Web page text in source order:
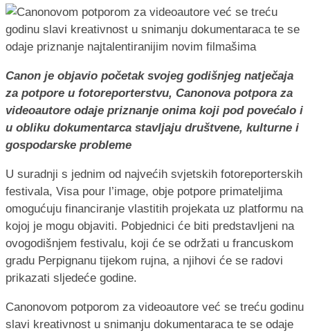
Canon je objavio početak svojeg godišnjeg natječaja
za potpore u fotoreporterstvu, Canonova potpora za
videoautore odaje priznanje onima koji pod povećalo i
u obliku dokumentarca stavljaju društvene, kulturne i
gospodarske probleme
U suradnji s jednim od najvećih svjetskih fotoreporterskih
festivala, Visa pour l’image, obje potpore primateljima
omogućuju financiranje vlastitih projekata uz platformu na
kojoj je mogu objaviti. Pobjednici će biti predstavljeni na
ovogodišnjem festivalu, koji će se održati u francuskom
gradu Perpignanu tijekom rujna, a njihovi će se radovi
prikazati sljedeće godine.
Canonovom potporom za videoautore već se treću godinu
slavi kreativnost u snimanju dokumentaraca te se odaje